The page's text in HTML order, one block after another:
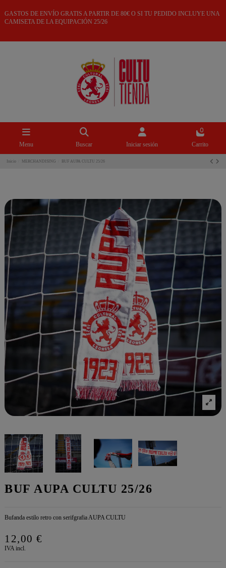
GASTOS DE ENVÍO GRATIS A PARTIR DE 80€ O SI TU PEDIDO INCLUYE UNA
CAMISETA DE LA EQUIPACIÓN 25/26
Menu Buscar Iniciar sesión
0
Carrito
Inicio MERCHANDISING BUF AUPA CULTU 25/26
BUF AUPA CULTU 25/26
Bufanda estilo retro con serifgrafia AUPA CULTU
12,00 €
IVA incl.